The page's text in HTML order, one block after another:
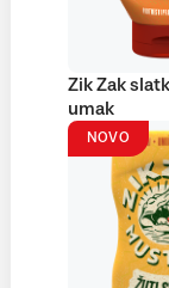
Zik Zak
umak
NOVO